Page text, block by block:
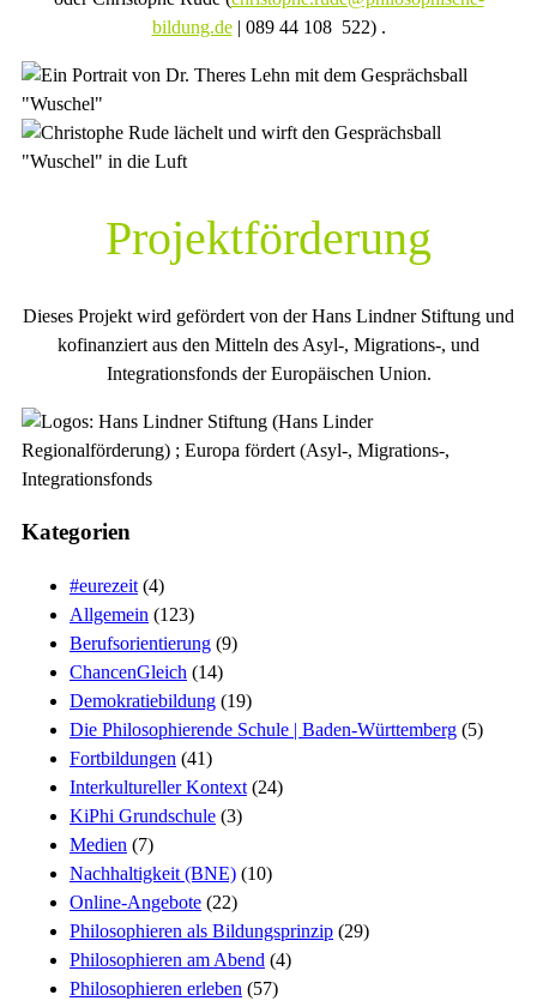
bildung.de| 089 44 108 522) .
Projektförderung
Dieses Projekt wird gefördert von der Hans Lindner Stiftung und
kofinanziert aus den Mitteln des Asyl-, Migrations-, und
Integrationsfonds der Europäischen Union.
Kategorien
#eurezeit (4)
Allgemein (123)
Berufsorientierung (9)
ChancenGleich (14)
Demokratiebildung (19)
Die Philosophierende Schule | Baden-Württemberg (5)
Fortbildungen (41)
Interkultureller Kontext (24)
KiPhi Grundschule (3)
Medien (7)
Nachhaltigkeit (BNE) (10)
Online-Angebote (22)
Philosophieren als Bildungsprinzip (29)
Philosophieren am Abend (4)
Philosophieren erleben (57)